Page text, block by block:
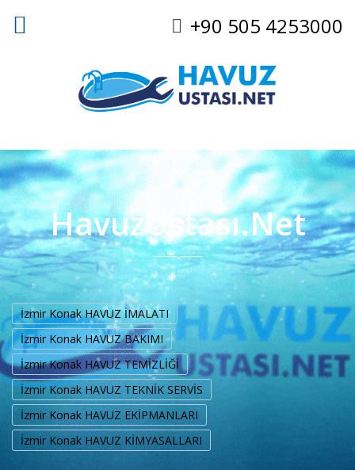
+90 505 4253000
HavuzUstası.Net
İzmir Konak HAVUZ İMALATI
İzmir Konak HAVUZ BAKIMI
İzmir Konak HAVUZ TEMİZLİĞİ
İzmir Konak HAVUZ TEKNİK SERVİS
İzmir Konak HAVUZ EKİPMANLARI
İzmir Konak HAVUZ KİMYASALLARI